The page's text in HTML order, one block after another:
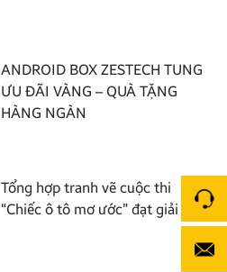
ANDROID BOX ZESTECH TUNG
ƯU ĐÃI VÀNG – QUÀ TẶNG
HÀNG NGÀN
Tổng hợp tranh vẽ cuộc thi
“Chiếc ô tô mơ ước” đạt giải nhất